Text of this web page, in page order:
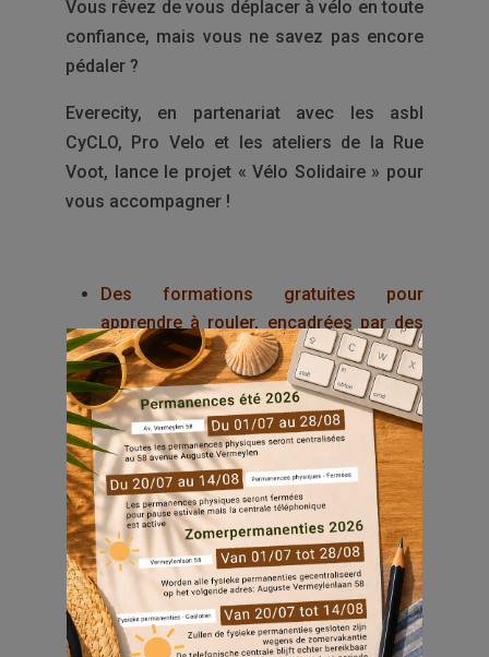
Vous rêvez de vous déplacer à vélo en toute
confiance, mais vous ne savez pas encore
pédaler ?
Everecity, en partenariat avec les asbl
CyCLO, Pro Velo et les ateliers de la Rue
Voot, lance le projet « Vélo Solidaire » pour
vous accompagner !
Des formations gratuites pour
apprendre à rouler, encadrées par des
professionnels.
A l’issue de la formation, vous aurez la
possibilité d’acheter un vélo
reconditionné à 25€.
Un projet solidaire soutenu par
Bruxelles-Mobilité.
Voici les séances prévues au printemps et
automne – sessions à Germinal (de 10h à